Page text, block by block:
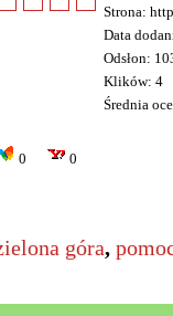
Strona:
Data
Odsłon:
Klików: 4
Średnia
0 0
góra,